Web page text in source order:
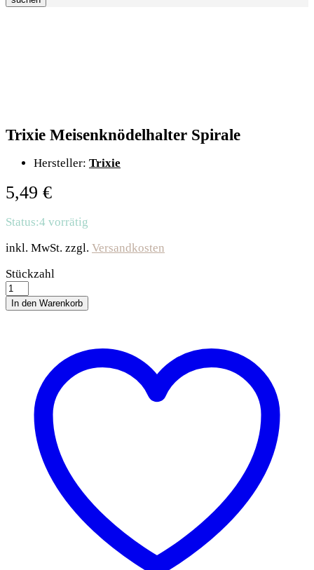
Trixie Meisenknödelhalter Spirale
Hersteller: Trixie
5,49 €
Status:4 vorrätig
inkl. MwSt. zzgl. Versandkosten
Trixie
Meisenknödelhalter
Spirale
quantity
Stückzahl
In den Warenkorb